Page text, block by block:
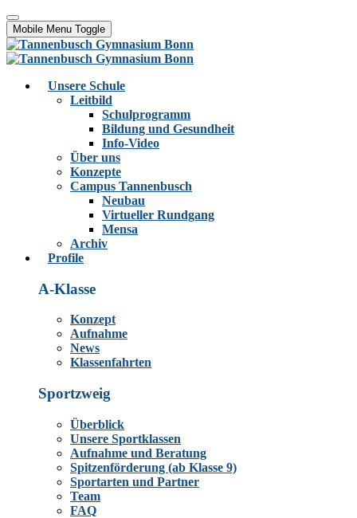
Mobile Menu Toggle
Unsere Schule
Leitbild
Schulprogramm
Bildung und Gesundheit
Info-Video
Über uns
Konzepte
Campus Tannenbusch
Neubau
Virtueller Rundgang
Mensa
Archiv
Profile
A-Klasse
Konzept
Aufnahme
News
Klassenfahrten
Sportzweig
Überblick
Unsere Sportklassen
Aufnahme und Beratung
Spitzenförderung (ab Klasse 9)
Sportarten und Partner
Team
FAQ